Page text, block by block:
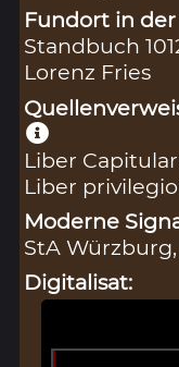
Fundort in
Standbuch
Lorenz Fries
Liber
Liber
Moderne
StA Würzburg,
Digitalisat: